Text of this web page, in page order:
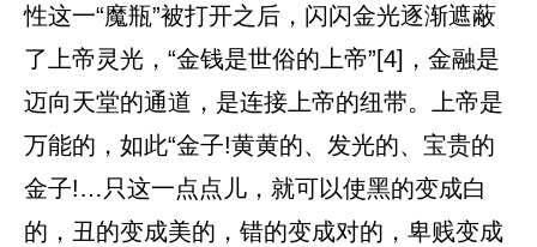
性这一“魔瓶”被打开之后，闪闪金光逐渐遮蔽
了上帝灵光，“金钱是世俗的上帝”[4]，金融是
迈向天堂的通道，是连接上帝的纽带。上帝是
万能的，如此“金子!黄黄的、发光的、宝贵的
金子!…只这一点点儿，就可以使黑的变成白
的，丑的变成美的，错的变成对的，卑贱变成